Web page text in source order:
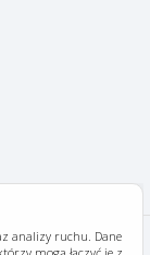
analizy ruchu. Dane